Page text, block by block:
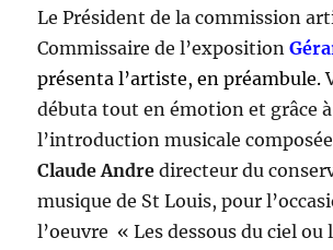
Le Président de la commission
Commissaire de l’exposition
présenta l’artiste, en préambule.
débuta tout en émotion et grâce à
l’introduction musicale
Claude Andredirecteur du
musique de St Louis, pour
l’oeuvre « Les dessous du ciel ou